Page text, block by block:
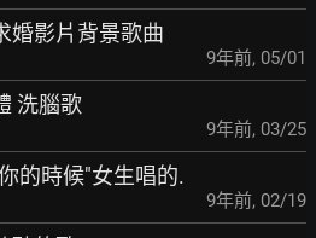
婚影片背景歌曲
9年前, 05/01
洗腦歌
9年前, 03/25
的時候"女生唱的.
9年前, 02/19